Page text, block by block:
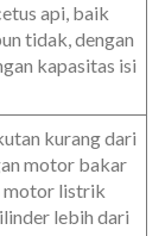
api, baik
tidak, dengan
kapasitas isi
kurang dari
motor bakar
motor listrik
lebih dari